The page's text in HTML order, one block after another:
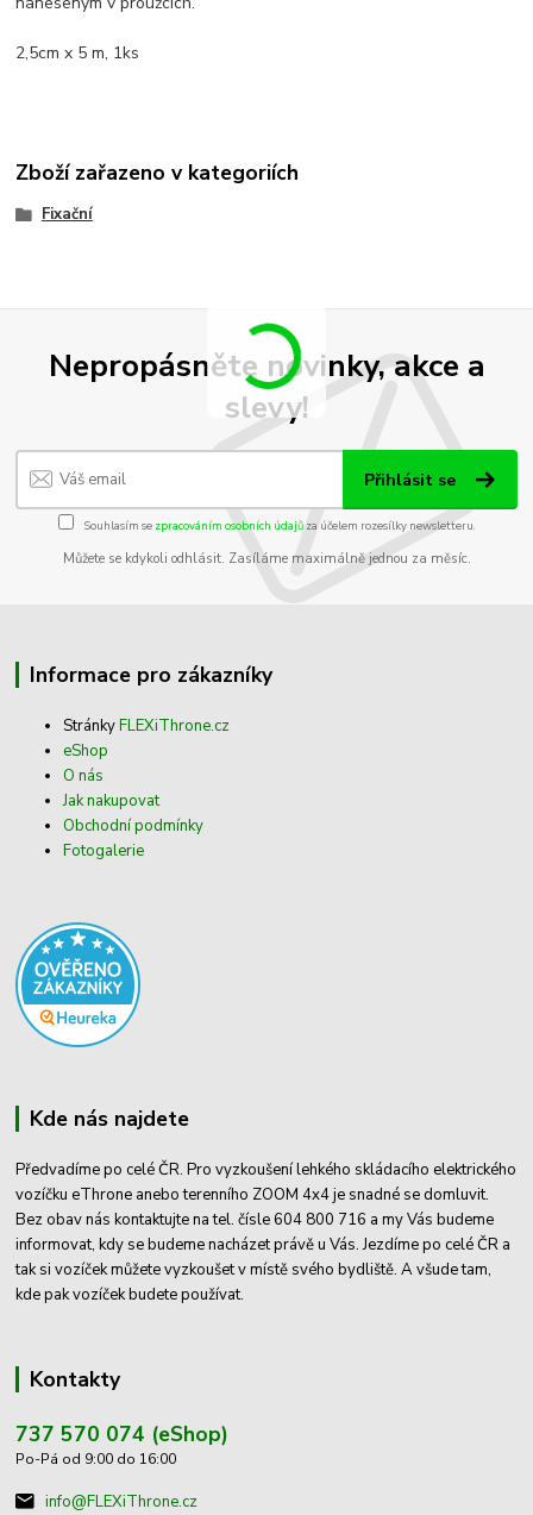
2,5cm x 5 m, 1ks
Zboží zařazeno v kategoriích
Fixační
Nepropásněte novinky, akce a
slevy!
Přihlásit se
Souhlasím se zpracováním osobních údajůza účelem rozesílky newsletteru.
Můžete se kdykoli odhlásit. Zasíláme maximálně jednou za měsíc.
Informace pro zákazníky
StránkyFLEXiThrone.cz
eShop
O nás
Jak nakupovat
Obchodní podmínky
Fotogalerie
Kde nás najdete
Předvadíme po celé ČR. Pro vyzkoušení lehkého skládacího elektrického
vozíčku eThrone anebo terenního ZOOM 4x4 je snadné se domluvit.
Bez obav nás kontaktujte na tel. čísle 604 800 716 a my Vás budeme
informovat, kdy se budeme nacházet právě u Vás. Jezdíme po celé ČR a
tak si vozíček můžete vyzkoušet v místě svého bydliště. A všude tam,
kde pak vozíček budete používat.
Kontakty
737 570 074 (eShop)
Po-Pá od 9:00 do 16:00
info@FLEXiThrone.cz